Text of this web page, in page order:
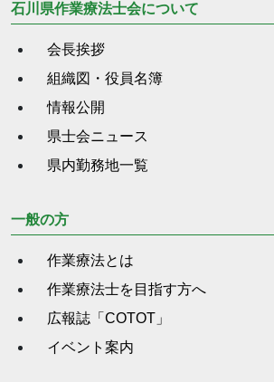
石川県作業療法士会について
会長挨拶
組織図・役員名簿
情報公開
県士会ニュース
県内勤務地一覧
一般の方
作業療法とは
作業療法士を目指す方へ
広報誌「COTOT」
イベント案内